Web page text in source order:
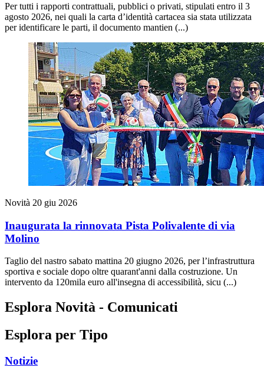
Per tutti i rapporti contrattuali, pubblici o privati, stipulati entro il 3
agosto 2026, nei quali la carta d’identità cartacea sia stata utilizzata
per identificare le parti, il documento mantien (...)
Novità 20 giu 2026
Inaugurata la rinnovata Pista Polivalente di via
Molino
Taglio del nastro sabato mattina 20 giugno 2026, per l’infrastruttura
sportiva e sociale dopo oltre quarant'anni dalla costruzione. Un
intervento da 120mila euro all'insegna di accessibilità, sicu (...)
Esplora Novità - Comunicati
Esplora per Tipo
Notizie